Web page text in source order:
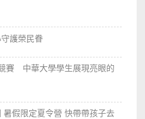
護榮民眷
賽 中華大學學生展現亮眼的
暑假限定夏令營 快帶帶孩子去